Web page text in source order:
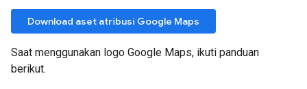
Download aset atribusi Google Maps
Saat menggunakan logo Google Maps, ikuti panduan
berikut.